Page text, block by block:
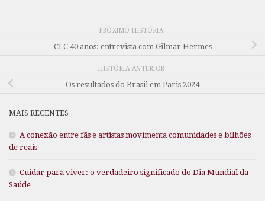
PRÓXIMO HISTÓRIA
CLC 40 anos: entrevista com Gilmar Hermes
HISTÓRIA ANTERIOR
Os resultados do Brasil em Paris 2024
MAIS RECENTES
A conexão entre fãs e artistas movimenta comunidades e bilhões
de reais
Cuidar para viver: o verdadeiro significado do Dia Mundial da
Saúde